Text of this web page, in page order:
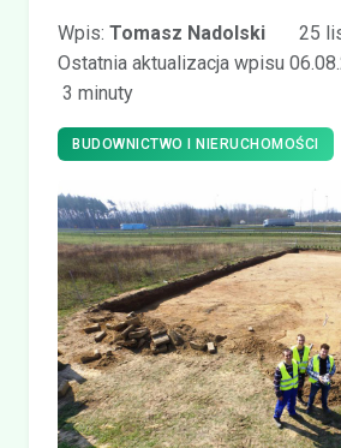
Wpis: Tomasz Nadolski
25
Ostatnia aktualizacja wpisu
3 minuty
BUDOWNICTWO I NIERUCHOMOŚCI